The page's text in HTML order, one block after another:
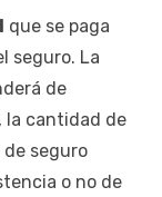
que se paga
seguro. La
de
la cantidad de
de seguro
o no de